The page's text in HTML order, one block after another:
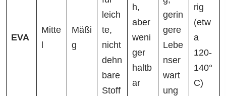
EVA
Mitte
Mäßi
g
leich
te,
nicht
dehn
bare
Stoff
h,
aber
weni
ger
haltb
ar
gerin
gere
Lebe
nser
wart
ung
rig
(etw
a
120-
140°
C)